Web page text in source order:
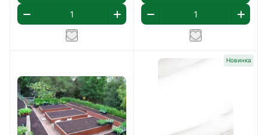
Новинка